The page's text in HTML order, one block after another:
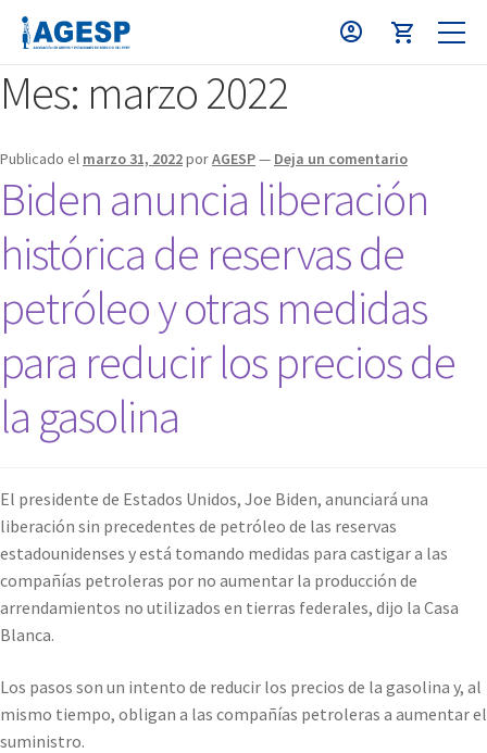
Mes: marzo 2022
Publicado el marzo 31, 2022porAGESP— Deja un comentario
Biden anuncia liberación
histórica de reservas de
petróleo y otras medidas
para reducir los precios de
la gasolina
El presidente de Estados Unidos, Joe Biden, anunciará una
liberación sin precedentes de petróleo de las reservas
estadounidenses y está tomando medidas para castigar a las
compañías petroleras por no aumentar la producción de
arrendamientos no utilizados en tierras federales, dijo la Casa
Blanca.
Los pasos son un intento de reducir los precios de la gasolina y, al
mismo tiempo, obligan a las compañías petroleras a aumentar el
suministro.